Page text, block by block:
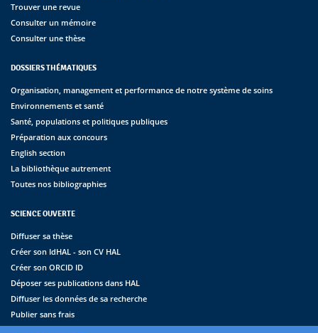
Trouver une revue
Consulter un mémoire
Consulter une thèse
DOSSIERS THÉMATIQUES
Organisation, management et performance de notre système de soins
Environnements et santé
Santé, populations et politiques publiques
Préparation aux concours
English section
La bibliothèque autrement
Toutes nos bibliographies
SCIENCE OUVERTE
Diffuser sa thèse
Créer son IdHAL - son CV HAL
Créer son ORCID ID
Déposer ses publications dans HAL
Diffuser les données de sa recherche
Publier sans frais